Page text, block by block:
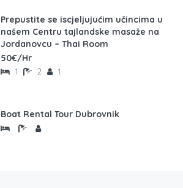
Prepustite se iscjeljujućim učincima u
našem Centru tajlandske masaže na
Jordanovcu – Thai Room
50€/Hr
1 2 1
Boat Rental Tour Dubrovnik